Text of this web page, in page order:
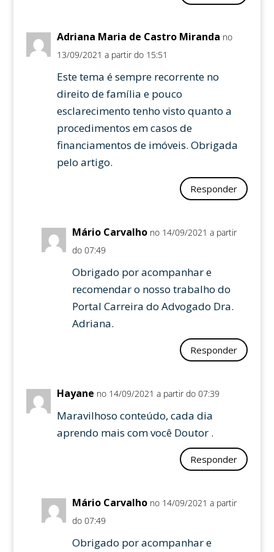
Adriana Maria de Castro Miranda no
13/09/2021 a partir do 15:51
Este tema é sempre recorrente no
direito de família e pouco
esclarecimento tenho visto quanto a
procedimentos em casos de
financiamentos de imóveis. Obrigada
pelo artigo.
Responder
Mário Carvalho no 14/09/2021 a partir
do 07:49
Obrigado por acompanhar e
recomendar o nosso trabalho do
Portal Carreira do Advogado Dra.
Adriana.
Responder
Hayane no 14/09/2021 a partir do 07:39
Maravilhoso conteúdo, cada dia
aprendo mais com você Doutor .
Responder
Mário Carvalho no 14/09/2021 a partir
do 07:49
Obrigado por acompanhar e